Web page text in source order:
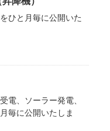
ひと月毎に公開いた
電、ソーラー発電、
毎に公開いたしま